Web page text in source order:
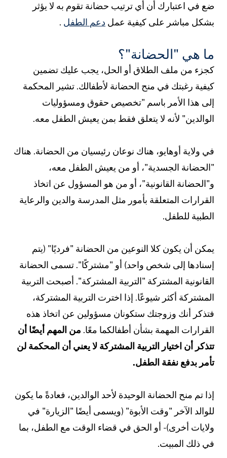
ضع في اعتبارك أن أي ترتيب حضانة تقوم به لا يؤثر
بشكل مباشر على كيفية عمل دعم الطفل .
ما هي "الحضانة"؟
كجزء من ملف الطلاق أو الحل، يجب عليك تضمين
كيفية رغبتك في منح الحضانة لأطفالك. تشير المحكمة
إلى هذا الأمر باسم "تخصيص حقوق ومسؤوليات
الوالدين" لأنه لا يتعلق فقط بمن يعيش الطفل معه.
في ولاية أوهايو، هناك نوعان رئيسيان من الحضانة. هناك
"الحضانة الجسدية"، أو من يعيش الطفل معه،
و"الحضانة القانونية"، أو من هو المسؤول عن اتخاذ
القرارات المتعلقة بأمور مثل المدرسة والدين والرعاية
الطبية للطفل.
يمكن أن يكون كلا النوعين من الحضانة "فرديًا" (يتم
إسنادها إلى شخص واحد) أو "مشتركًا". تسمى الحضانة
القانونية المشتركة "التربية المشتركة". أصبحت التربية
المشتركة أكثر شيوعًا. إذا اخترت التربية المشتركة،
فتذكر أنك وزوجتك ستكونان مسؤولين عن اتخاذ هذه
القرارات المهمة بشأن أطفالكما معًا. من المهم أيضًا أن
تتذكر أن اختيار التربية المشتركة لا يعني أن المحكمة لن
تأمر بدفع نفقة الطفل.
إذا تم منح الحضانة الوحيدة لأحد الوالدين، فعادةً ما يكون
للوالد الآخر "وقت الأبوة" (ويسمى أيضًا "الزيارة" في
ولايات أخرى) - أو الحق في قضاء الوقت مع الطفل، بما
في ذلك المبيت.